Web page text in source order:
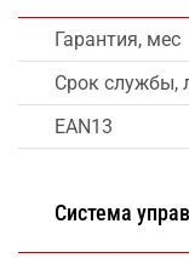
Гарантия, мес
Срок службы,
EAN13
Система